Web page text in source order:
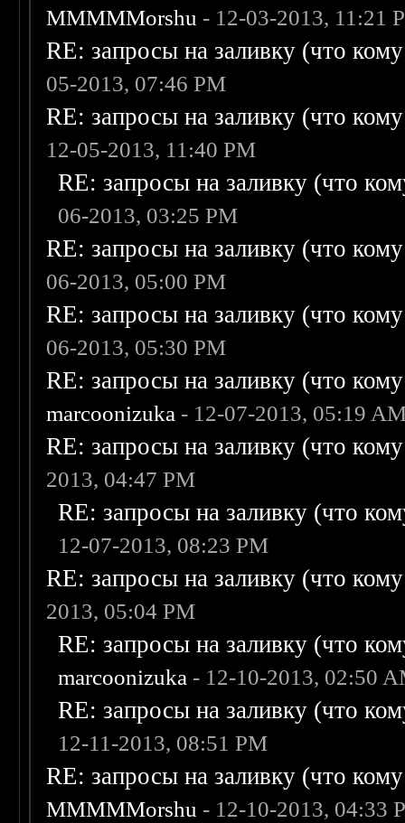
MMMMMorshu - 12-03-2013, 11:21
RE: запросы на заливку (что
05-2013, 07:46 PM
RE: запросы на заливку (что
12-05-2013, 11:40 PM
RE: запросы на заливку (что
06-2013, 03:25 PM
RE: запросы на заливку (что
06-2013, 05:00 PM
RE: запросы на заливку (что
06-2013, 05:30 PM
RE: запросы на заливку (что
marcoonizuka - 12-07-2013, 05:19
RE: запросы на заливку (что
2013, 04:47 PM
RE: запросы на заливку (что
12-07-2013, 08:23 PM
RE: запросы на заливку (что
2013, 05:04 PM
RE: запросы на заливку (что
marcoonizuka - 12-10-2013, 02:50
RE: запросы на заливку (что
12-11-2013, 08:51 PM
RE: запросы на заливку (что
MMMMMorshu - 12-10-2013, 04:33